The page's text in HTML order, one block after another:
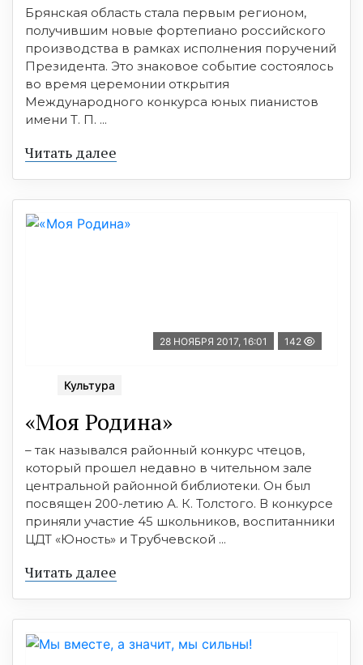
Брянская область стала первым регионом,
получившим новые фортепиано российского
производства в рамках исполнения поручений
Президента. Это знаковое событие состоялось
во время церемонии открытия
Международного конкурса юных пианистов
имени Т. П. ...
Читать далее
28 НОЯБРЯ 2017, 16:01 142
Культура
«Моя Родина»
– так назывался районный конкурс чтецов,
который прошел недавно в чительном зале
центральной районной библиотеки. Он был
посвящен 200-летию А. К. Толстого. В конкурсе
приняли участие 45 школьников, воспитанники
ЦДТ «Юность» и Трубчевской ...
Читать далее